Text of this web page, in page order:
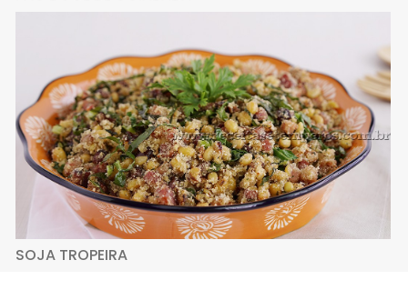
SOJA TROPEIRA